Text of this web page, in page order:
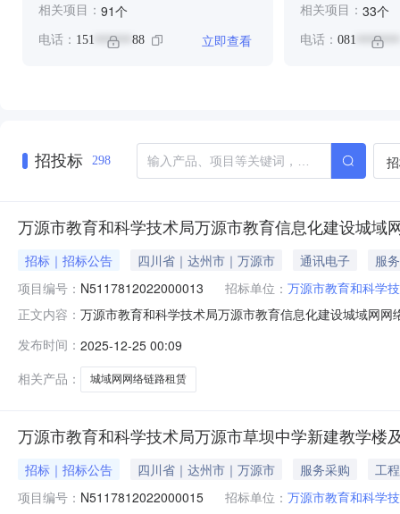
相关项目： 91个
电话： 151 ****** 88 立即查看
相关项目： 33个
电话： 081 *******
招投标 298
万源市教育和科学技术局万源市教育信息化建设城域
招标｜招标公告 四川省｜达州市｜万源市 通讯电子
服务
项目编号： N5117812022000013 招标单位： 万源市教育和科学
正文内容： 万源市教育和科学技术局万源市教育信息化建设城域网
N5117812022000013项目名称：万源市教育信息化建
1：自合同签订之日起60日
发布时间： 2025-12-25 00:09
相关产品：
城域网网络链路租赁
万源市教育和科学技术局万源市草坝中学新建教学
招标｜招标公告 四川省｜达州市｜万源市 服务采购
工程
项目编号： N5117812022000015 招标单位： 万源市教育和科学